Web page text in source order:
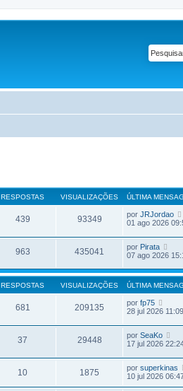
RESPOSTAS VISUALIZAÇÕES ÚLTIMA
439 93349 por JRJordao
01 ago 2026
963 435041 por Pirata
07 ago 2026
RESPOSTAS VISUALIZAÇÕES ÚLTIMA
681 209135 por fp75
28 jul 2026 11:09
37 29448 por SeaKo
17 jul 2026
10 1875 por superkinas
10 jul 2026